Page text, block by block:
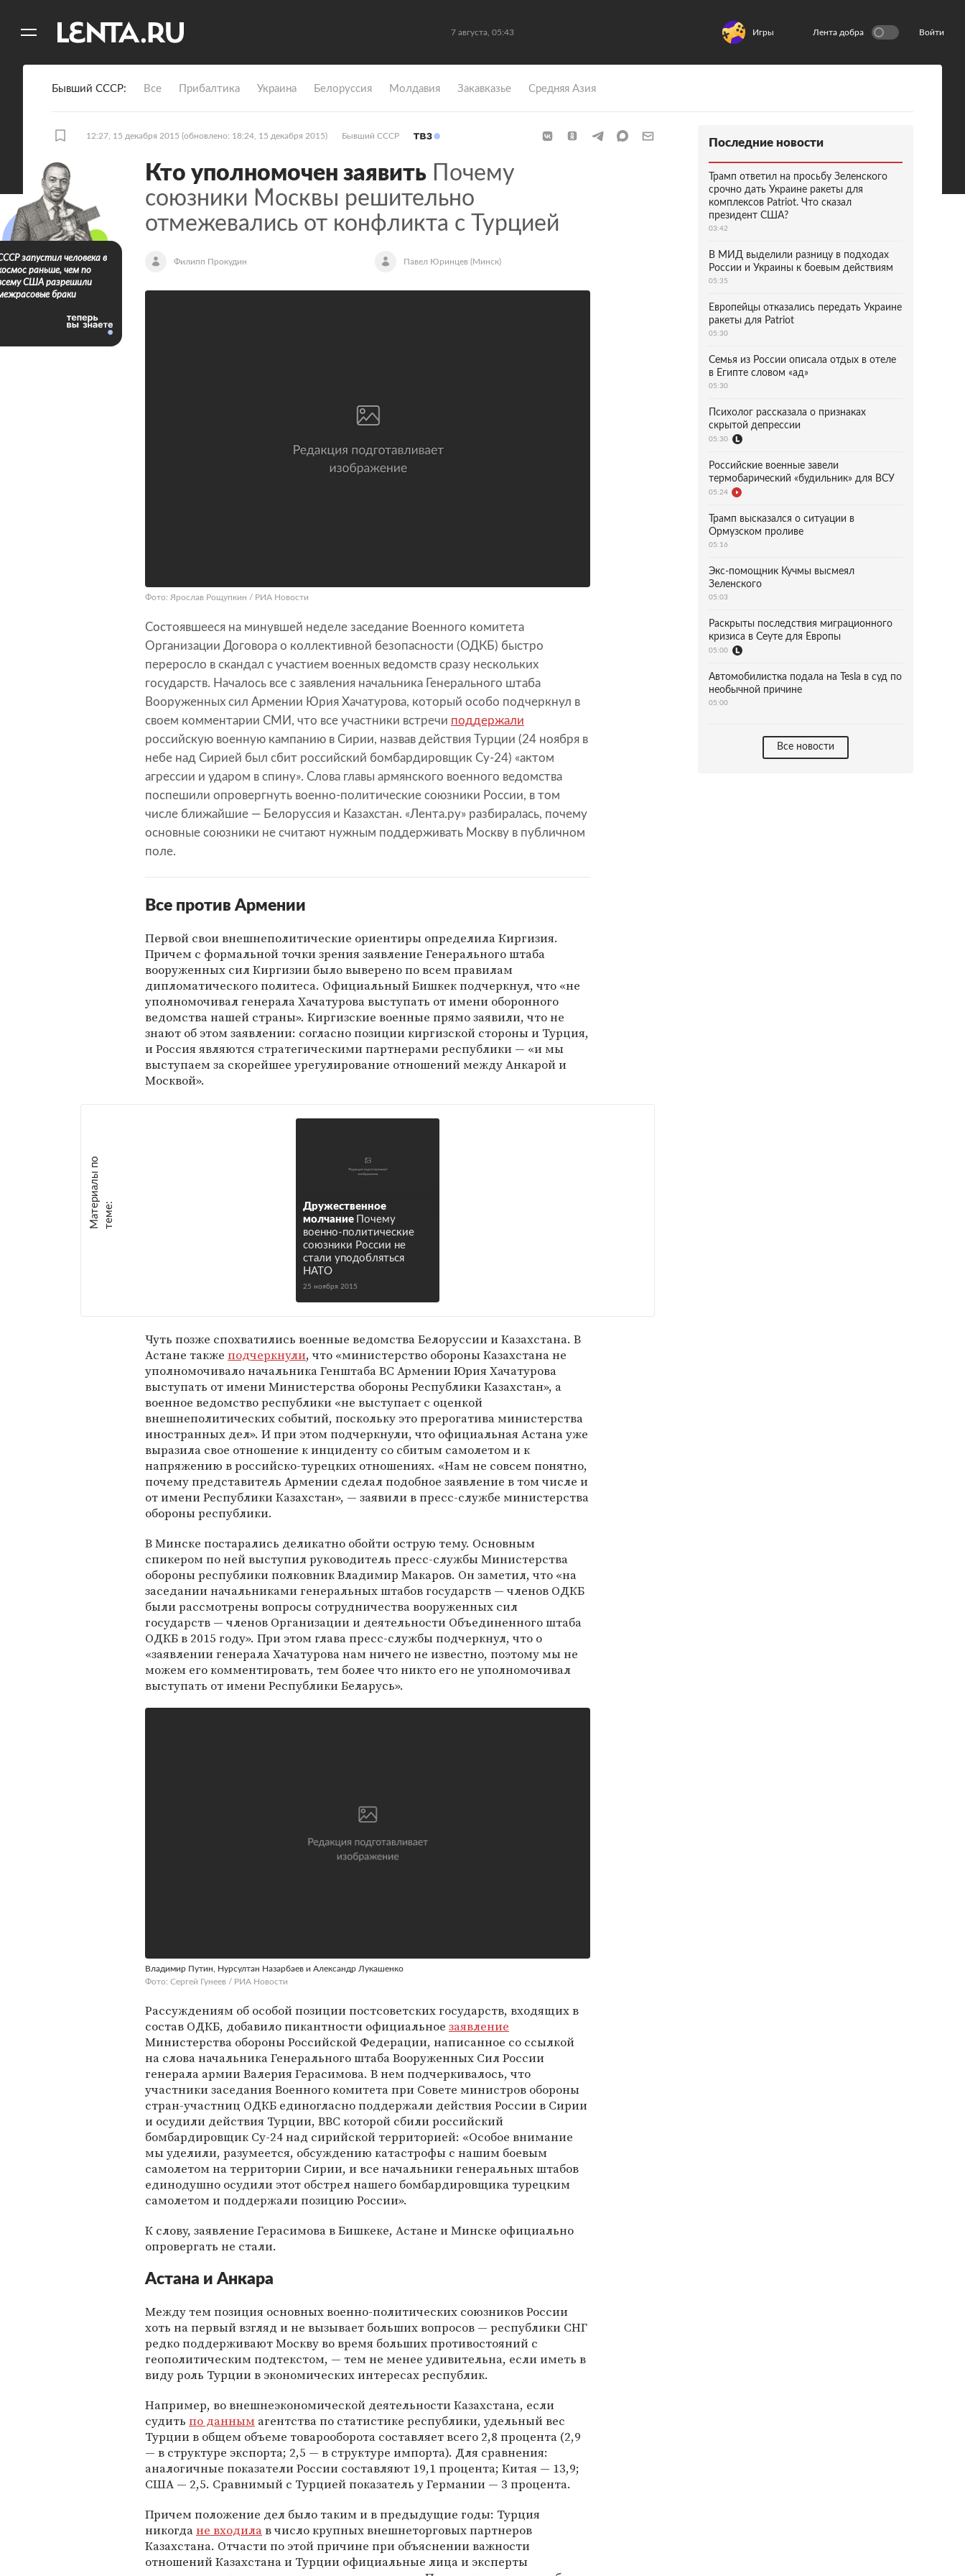
7 августа, 05:43 Игры Лента добра Войти
Бывший СССР Все Прибалтика Украина Белоруссия Молдавия Закавказье Средняя Азия
12:27, 15 декабря 2015 (обновлено: 18:24, 15 декабря 2015) Бывший СССР
Кто уполномочен заявить Почему
союзники Москвы решительно
отмежевались от конфликта с Турцией
Филипп Прокудин Павел Юринцев (Минск)
Фото: Ярослав Рощупкин / РИА Новости
Состоявшееся на минувшей неделе заседание Военного комитета
Организации Договора о коллективной безопасности (ОДКБ) быстро
переросло в скандал с участием военных ведомств сразу нескольких
государств. Началось все с заявления начальника Генерального штаба
Вооруженных сил Армении Юрия Хачатурова, который особо подчеркнул в
своем комментарии СМИ, что все участники встречи поддержали
российскую военную кампанию в Сирии, назвав действия Турции (24 ноября в
небе над Сирией был сбит российский бомбардировщик Су-24) «актом
агрессии и ударом в спину». Слова главы армянского военного ведомства
поспешили опровергнуть военно-политические союзники России, в том
числе ближайшие — Белоруссия и Казахстан. «Лента.ру» разбиралась, почему
основные союзники не считают нужным поддерживать Москву в публичном
поле.
Все против Армении
Первой свои внешнеполитические ориентиры определила Киргизия.
Причем с формальной точки зрения заявление Генерального штаба
вооруженных сил Киргизии было выверено по всем правилам
дипломатического политеса. Официальный Бишкек подчеркнул, что «не
уполномочивал генерала Хачатурова выступать от имени оборонного
ведомства нашей страны». Киргизские военные прямо заявили, что не
знают об этом заявлении: согласно позиции киргизской стороны и Турция,
и Россия являются стратегическими партнерами республики — «и мы
выступаем за скорейшее урегулирование отношений между Анкарой и
Москвой».
М
а
т е
р
и
а
л
ы
п
о
т
е
м
е :
Дружественное
молчание
Почему
военно-политические
союзники России не
стали уподобляться
НАТО
25 ноября 2015
Чуть позже спохватились военные ведомства Белоруссии и Казахстана. В
Астане также подчеркнули, что «министерство обороны Казахстана не
уполномочивало начальника Генштаба ВС Армении Юрия Хачатурова
выступать от имени Министерства обороны Республики Казахстан», а
военное ведомство республики «не выступает с оценкой
внешнеполитических событий, поскольку это прерогатива министерства
иностранных дел». И при этом подчеркнули, что официальная Астана уже
выразила свое отношение к инциденту со сбитым самолетом и к
напряжению в российско-турецких отношениях. «Нам не совсем понятно,
почему представитель Армении сделал подобное заявление в том числе и
от имени Республики Казахстан», — заявили в пресс-службе министерства
обороны республики.
В Минске постарались деликатно обойти острую тему. Основным
спикером по ней выступил руководитель пресс-службы Министерства
обороны республики полковник Владимир Макаров. Он заметил, что «на
заседании начальниками генеральных штабов государств — членов ОДКБ
были рассмотрены вопросы сотрудничества вооруженных сил
государств — членов Организации и деятельности Объединенного штаба
ОДКБ в 2015 году». При этом глава пресс-службы подчеркнул, что о
«заявлении генерала Хачатурова нам ничего не известно, поэтому мы не
можем его комментировать, тем более что никто его не уполномочивал
выступать от имени Республики Беларусь».
Владимир Путин, Нурсултан Назарбаев и Александр Лукашенко
Фото: Сергей Гунеев / РИА Новости
Рассуждениям об особой позиции постсоветских государств, входящих в
состав ОДКБ, добавило пикантности официальное заявление
Министерства обороны Российской Федерации, написанное со ссылкой
на слова начальника Генерального штаба Вооруженных Сил России
генерала армии Валерия Герасимова. В нем подчеркивалось, что
участники заседания Военного комитета при Совете министров обороны
стран-участниц ОДКБ единогласно поддержали действия России в Сирии
и осудили действия Турции, ВВС которой сбили российский
бомбардировщик Су-24 над сирийской территорией: «Особое внимание
мы уделили, разумеется, обсуждению катастрофы с нашим боевым
самолетом на территории Сирии, и все начальники генеральных штабов
единодушно осудили этот обстрел нашего бомбардировщика турецким
самолетом и поддержали позицию России».
К слову, заявление Герасимова в Бишкеке, Астане и Минске официально
опровергать не стали.
Астана и Анкара
Между тем позиция основных военно-политических союзников России
хоть на первый взгляд и не вызывает больших вопросов — республики СНГ
редко поддерживают Москву во время больших противостояний с
геополитическим подтекстом, — тем не менее удивительна, если иметь в
виду роль Турции в экономических интересах республик.
Например, во внешнеэкономической деятельности Казахстана, если
судить по данным агентства по статистике республики, удельный вес
Турции в общем объеме товарооборота составляет всего 2,8 процента (2,9
— в структуре экспорта; 2,5 — в структуре импорта). Для сравнения:
аналогичные показатели России составляют 19,1 процента; Китая — 13,9;
США — 2,5. Сравнимый с Турцией показатель у Германии — 3 процента.
Причем положение дел было таким и в предыдущие годы: Турция
никогдане входилав число крупных внешнеторговых партнеров
Казахстана. Отчасти по этой причине при объяснении важности
отношений Казахстана и Турции официальные лица и эксперты
запустил человека в
раньше, чем по
США разрешили
браки
Последние новости
Трамп ответил на просьбу Зеленского
срочно дать Украине ракеты для
комплексов Patriot. Что сказал
президент США?
03:42
В МИД выделили разницу в подходах
России и Украины к боевым действиям
05:35
Европейцы отказались передать Украине
ракеты для Patriot
05:30
Семья из России описала отдых в отеле
в Египте словом «ад»
05:30
Психолог рассказала о признаках
скрытой депрессии
05:30
Российские военные завели
термобарический «будильник» для ВСУ
05:24
Трамп высказался о ситуации в
Ормузском проливе
05:16
Экс-помощник Кучмы высмеял
Зеленского
05:03
Раскрыты последствия миграционного
кризиса в Сеуте для Европы
05:00
Автомобилистка подала на Tesla в суд по
необычной причине
05:00
Все новости